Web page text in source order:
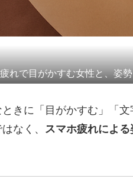
れで目がかすむ女性と、姿
きに「目がかすむ」「
なく、 スマホ疲れによ